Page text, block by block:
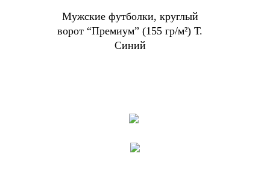
Мужские футболки, круглый
ворот “Премиум” (155 гр/м²) Т.
Синий